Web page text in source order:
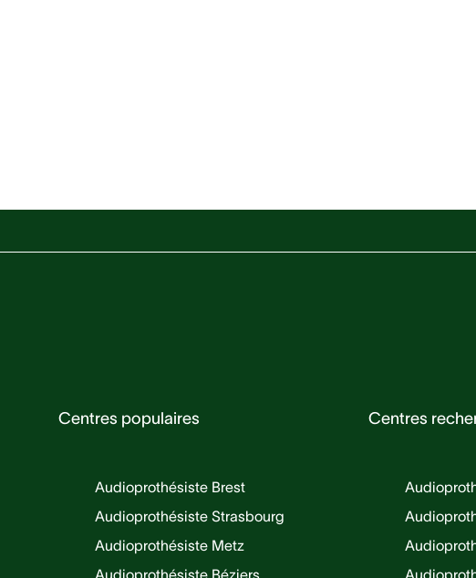
Centres populaires
Audioprothésiste Brest
Audioprothésiste Strasbourg
Audioprothésiste Metz
Audioprothésiste Béziers
Centres